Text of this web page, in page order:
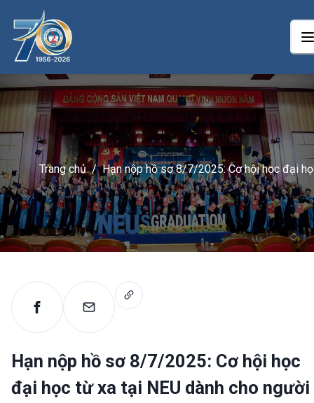
Trang chủ / Hạn nộp hồ sơ 8/7/2025: Cơ hội học đại
từ xa tại NEU dành cho người đã có bằng
đẳng, Đại học
Hạn nộp hồ sơ 8/7/2025: Cơ hội học
đại học từ xa tại NEU dành cho người